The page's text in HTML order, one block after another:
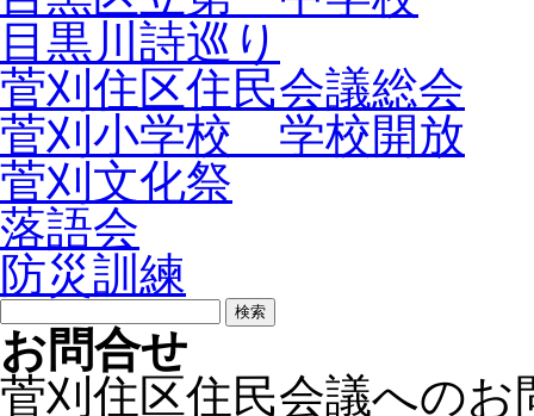
目黒川詩巡り
菅刈住区住民会議総会
菅刈小学校 学校開放
菅刈文化祭
落語会
防災訓練
検
索:
お問合せ
菅刈住区住民会議への